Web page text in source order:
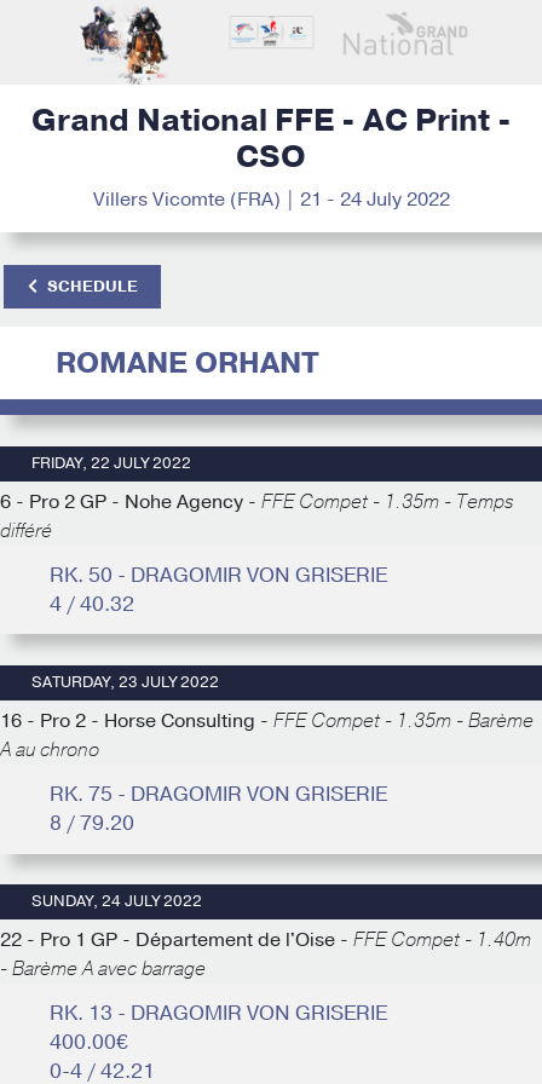
Grand National FFE - AC Print -
CSO
Villers Vicomte (FRA) | 21 - 24 July 2022
SCHEDULE
ROMANE ORHANT
FRIDAY, 22 JULY 2022
6 - Pro 2 GP - Nohe Agency - FFE Compet - 1.35m - Temps
différé
RK. 50 - DRAGOMIR VON GRISERIE
4 / 40.32
SATURDAY, 23 JULY 2022
16 - Pro 2 - Horse Consulting - FFE Compet - 1.35m - Barème
A au chrono
RK. 75 - DRAGOMIR VON GRISERIE
8 / 79.20
SUNDAY, 24 JULY 2022
22 - Pro 1 GP - Département de l'Oise - FFE Compet - 1.40m
- Barème A avec barrage
RK. 13 - DRAGOMIR VON GRISERIE
400.00€
0-4 / 42.21